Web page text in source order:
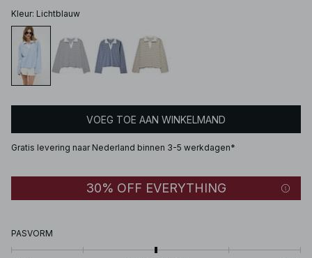
Kleur: Lichtblauw
VOEG TOE AAN WINKELMAND
Gratis levering naar Nederland binnen 3-5 werkdagen*
30% OFF EVERYTHING
PASVORM